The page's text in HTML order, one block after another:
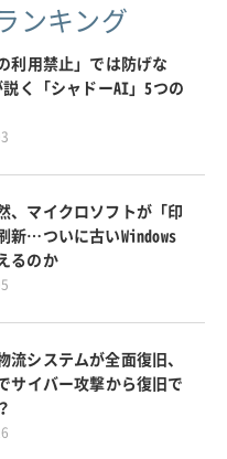
ンキング
利用禁止」では防げな
く「シャドーAI」5つの
、マイクロソフトが「印
新…ついに古いWindows
るのか
流システムが全面復旧、
サイバー攻撃から復旧で